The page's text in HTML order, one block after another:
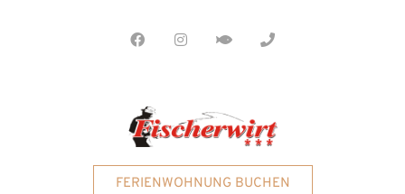
FERIENWOHNUNG BUCHEN